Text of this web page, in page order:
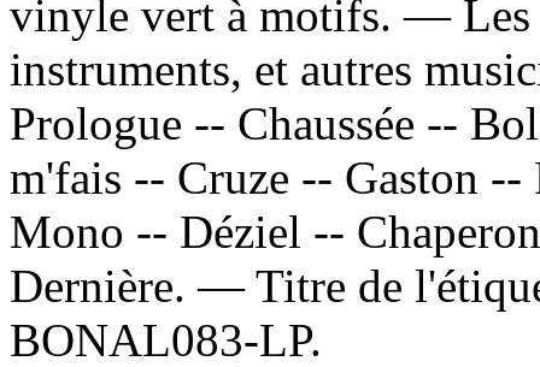
vinyle vert à motifs. — Les
instruments, et autres
Prologue -- Chaussée --
m'fais -- Cruze -- Gaston
Mono -- Déziel --
Dernière. — Titre de
BONAL083-LP.